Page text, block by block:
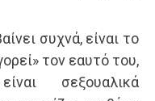
συχνά, είναι το
τον εαυτό του,
σεξουαλικά